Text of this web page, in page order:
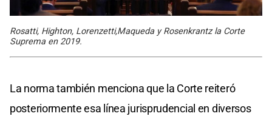
Rosatti, Highton, Lorenzetti,Maqueda y Rosenkrantz la Corte
Suprema en 2019.
La norma también menciona que la Corte reiteró
posteriormente esa línea jurisprudencial en diversos